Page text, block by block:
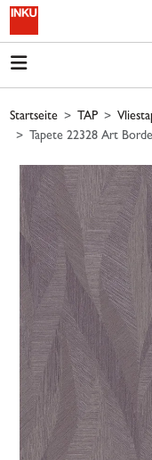
Springe zu Hauptinhalt
Startseite TAP
Tapete 22328 Art